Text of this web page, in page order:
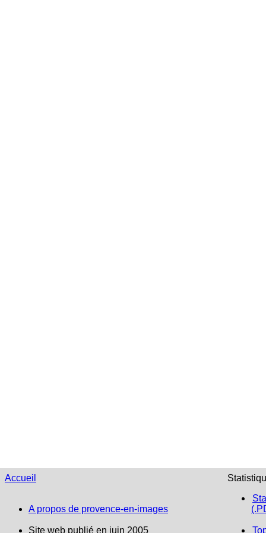
Accueil
A propos de provence-en-images
Site web publié en juin 2005